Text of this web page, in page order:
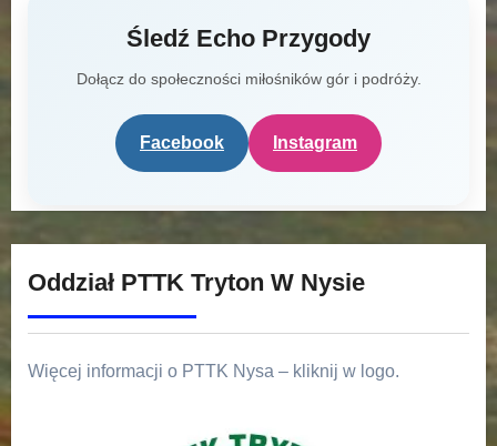
Śledź Echo Przygody
Dołącz do społeczności miłośników gór i podróży.
Facebook Instagram
Oddział PTTK Tryton W Nysie
Więcej informacji o PTTK Nysa – kliknij w logo.